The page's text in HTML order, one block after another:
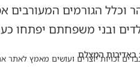
וכלל הגורמים המעורבים
ובני משפחתם יפתחו
באדיבות המצלם
זכויות יוצרים ועושים מאמץ לאתר